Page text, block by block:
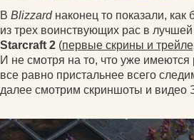
В Blizzardнаконец то показали, как
из трех воинствующих рас в
Starcraft 2 (первые скрины и
И не смотря на то, что уже имеются
все равно пристальнее всего
далее смотрим скриншоты и видео